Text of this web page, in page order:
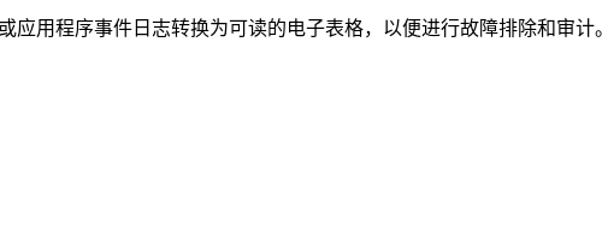
应用程序事件日志转换为可读的电子表格，以便进行故障排除和审计